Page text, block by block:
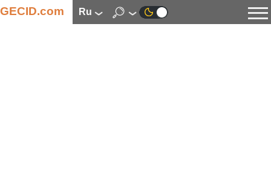
GECID.com ru